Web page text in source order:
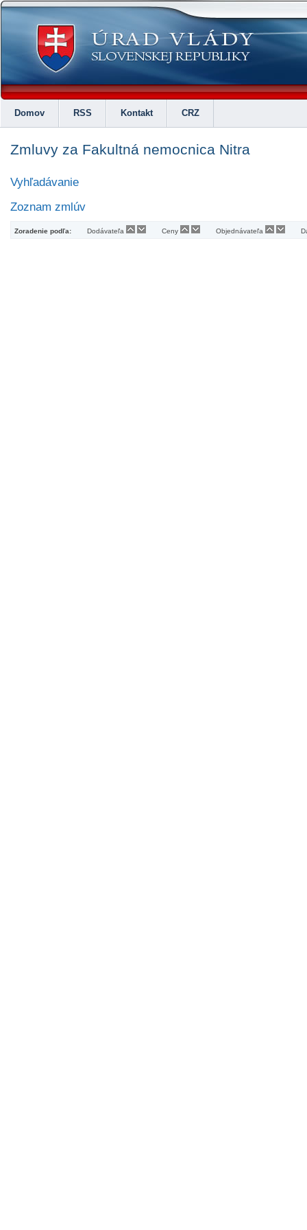
Domov RSS Kontakt CRZ
Zmluvy za Fakultná nemocnica Nitra
Vyhľadávanie
Zoznam zmlúv
Zoradenie podľa: Dodávateľa Ceny Objednávateľa